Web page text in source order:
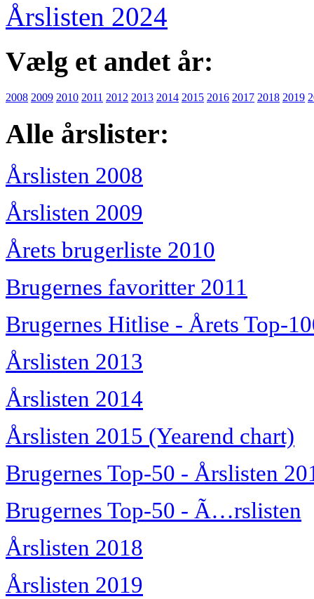
Årslisten 2024
Vælg et andet år:
2008 2009 2010 2011 2012 2013 2014 2015 2016 2017 2018 2019
Alle årslister:
Årslisten 2008
Årslisten 2009
Årets brugerliste 2010
Brugernes favoritter 2011
Brugernes Hitlise - Årets Top-
Årslisten 2013
Årslisten 2014
Årslisten 2015 (Yearend chart)
Brugernes Top-50 - Årslisten
Brugernes Top-50 - Ã…rslisten
Årslisten 2018
Årslisten 2019